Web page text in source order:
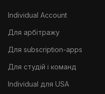
Individual Account
Для арбітражу
Для subscription-apps
Для студій і команд
Individual для USA